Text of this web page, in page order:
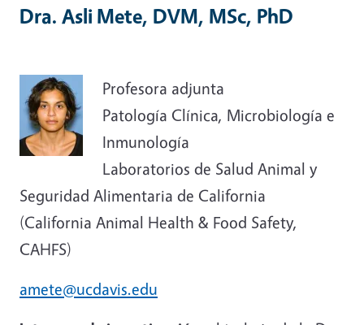
Dra. Asli Mete, DVM, MSc, PhD
Profesora adjunta
Patología Clínica, Microbiología e
Inmunología
Laboratorios de Salud Animal y
Seguridad Alimentaria de California
(California Animal Health & Food Safety,
CAHFS)
amete@ucdavis.edu